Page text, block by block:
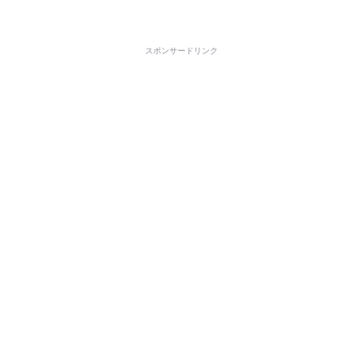
スポンサードリンク